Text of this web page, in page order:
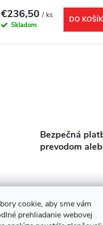
cookie, aby sme vám
prehliadanie webovej
900x400x460mm, čierna
mat, s bielou MDF policou
€236,50/ ks
Skladom
DO
Bezpečná
prevodom
11 Rekonštrukcie Stavby